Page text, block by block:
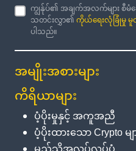
ကျွန်ုပ်၏ အချက်အလက်များ စီမံ
သတင်းလွှာ၏ကိုယ်ရေးလုံခြုံမှု မူ
ပါသည်။
အမျိုးအစားများ
ကိရိယာများ
ပံ့ပိုးမှုနှင့် အကူအညီ
ပံ့ပိုးထားသော Crypto မျ